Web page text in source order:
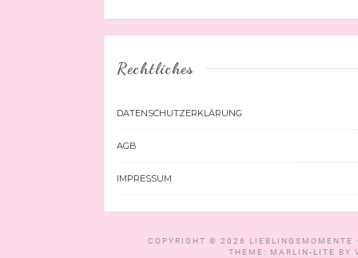
Rechtliches
DATENSCHUTZERKLÄRUNG
AGB
IMPRESSUM
COPYRIGHT © 2026
THEME: MARLIN-LITE BY